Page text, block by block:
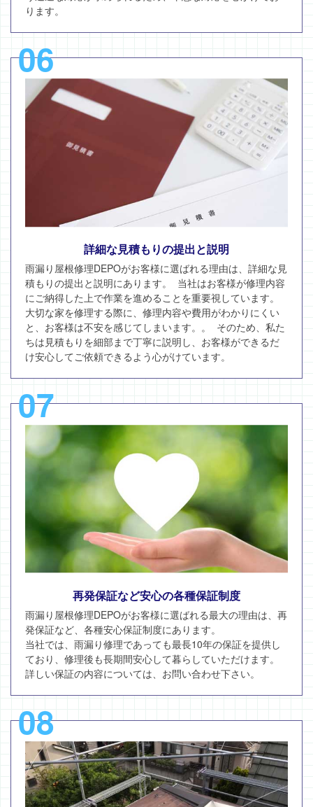
ります。
06
詳細な見積もりの提出と説明
雨漏り屋根修理DEPOがお客様に選ばれる理由は、詳細な見
積もりの提出と説明にあります。 当社はお客様が修理内容
にご納得した上で作業を進めることを重要視しています。
大切な家を修理する際に、修理内容や費用がわかりにくい
と、お客様は不安を感じてしまいます。。 そのため、私た
ちは見積もりを細部まで丁寧に説明し、お客様ができるだ
け安心してご依頼できるよう心がけています。
07
再発保証など安心の各種保証制度
雨漏り屋根修理DEPOがお客様に選ばれる最大の理由は、再
発保証など、各種安心保証制度にあります。
当社では、雨漏り修理であっても最長10年の保証を提供し
ており、修理後も長期間安心して暮らしていただけます。
詳しい保証の内容については、お問い合わせ下さい。
08